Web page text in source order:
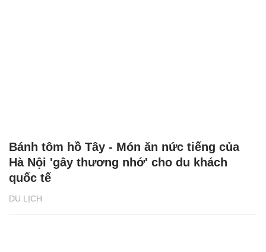
DU LỊCH
Bánh tôm hồ Tây - Món ăn nức tiếng của
Hà Nội 'gây thương nhớ' cho du khách
quốc tế